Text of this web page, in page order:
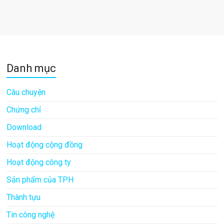
Danh mục
Câu chuyện
Chứng chỉ
Download
Hoạt động cộng đồng
Hoạt động công ty
Sản phẩm của TPH
Thành tựu
Tin công nghệ